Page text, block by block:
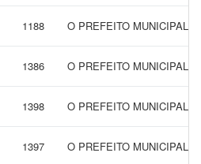
1188 O PREFEITO MUNICIPAL
1386 O PREFEITO MUNICIPAL
1398 O PREFEITO MUNICIPAL
1397 O PREFEITO MUNICIPAL